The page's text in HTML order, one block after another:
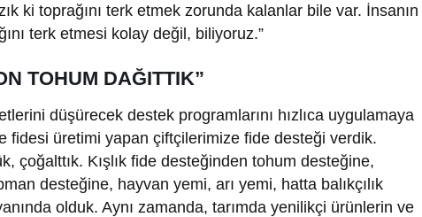
ki toprağını terk etmek zorunda kalanlar bile var. İnsanın
terk etmesi kolay değil, biliyoruz.”
TOHUM DAĞITTIK”
düşürecek destek programlarını hızlıca uygulamaya
fidesi üretimi yapan çiftçilerimize fide desteği verdik.
çoğalttık. Kışlık fide desteğinden tohum desteğine,
desteğine, hayvan yemi, arı yemi, hatta balıkçılık
olduk. Aynı zamanda, tarımda yenilikçi ürünlerin ve